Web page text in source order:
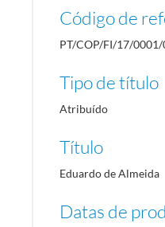
Código de
PT/COP/FI/17/
Tipo de título
Atribuído
Título
Eduardo de Almeida
Datas de